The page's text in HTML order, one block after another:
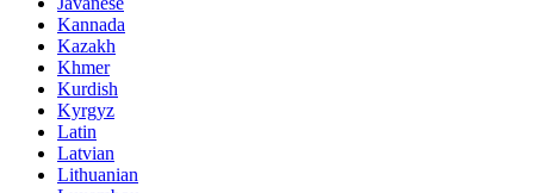
Kannada
Kazakh
Khmer
Kurdish
Kyrgyz
Latin
Latvian
Lithuanian